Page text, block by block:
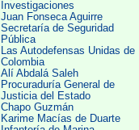
Investigaciones
Juan Fonseca Aguirre
Secretaría de Seguridad
Pública
Las Autodefensas Unidas de
Colombia
Alí Abdalá Saleh
Procuraduría General de
Justicia del Estado
Chapo Guzmán
Karime Macías de Duarte